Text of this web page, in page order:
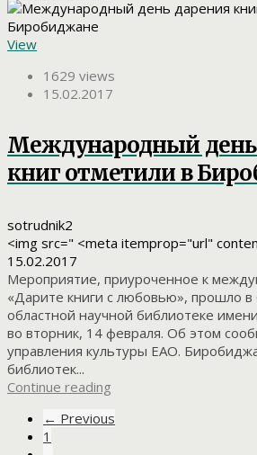
View
1629 views
15.02.2017
Международный день
книг отметили в
sotrudnik2
<img src=" <meta itemprop="url"
15.02.2017
Мероприятие, приуроченное к
«Дарите книги с любовью», прошло
областной научной библиотеке
во вторник, 14 февраля. Об этом
управления культуры ЕАО.
библиотек...
Continue reading
← Previous
1